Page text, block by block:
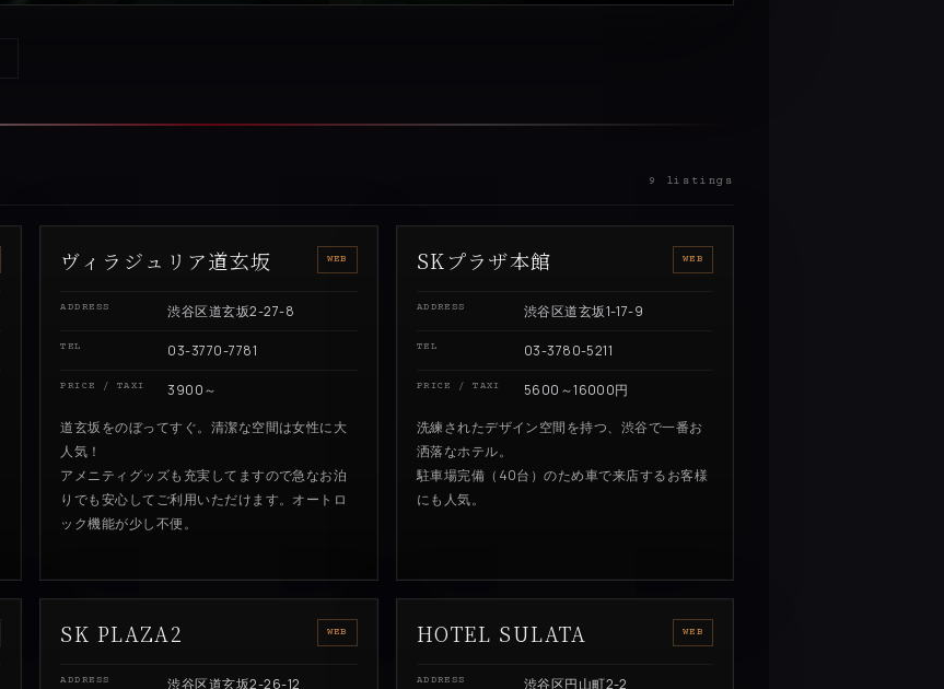
9 listings
ヴィラジュリア道玄坂 WEB
ADDRESS 渋谷区道玄坂2-27-8
TEL 03-3770-7781
PRICE / TAXI
3900～
道玄坂をのぼってすぐ。清潔な空間は女性に大
人気！
アメニティグッズも充実してますので急なお泊
りでも安心してご利用いただけます。オートロ
ック機能が少し不便。
SKプラザ本館 WEB
ADDRESS 渋谷区道玄坂1-17-9
TEL 03-3780-5211
PRICE / TAXI
5600～16000円
洗練されたデザイン空間を持つ、渋谷で一番お
洒落なホテル。
駐車場完備（40台）のため車で来店するお客様
にも人気。
SK PLAZA2 WEB
ADDRESS 渋谷区道玄坂2-26-12
HOTEL SULATA WEB
ADDRESS 渋谷区円山町2-2